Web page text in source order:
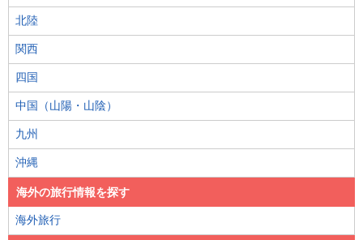
北陸
関西
四国
中国（山陽・山陰）
九州
沖縄
海外の旅行情報を探す
海外旅行